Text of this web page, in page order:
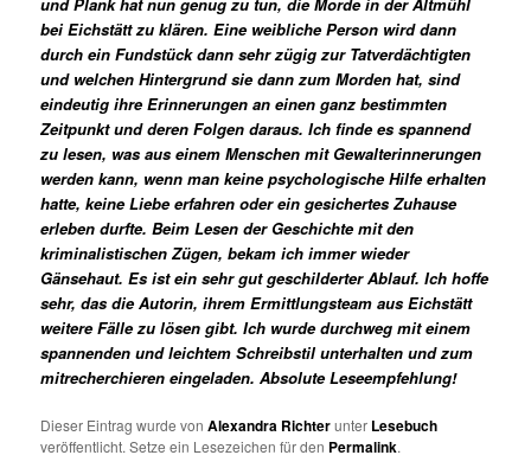
bei Eichstätt zu klären. Eine weibliche Person wird dann
durch ein Fundstück dann sehr zügig zur Tatverdächtigten
und welchen Hintergrund sie dann zum Morden hat, sind
eindeutig ihre Erinnerungen an einen ganz bestimmten
Zeitpunkt und deren Folgen daraus. Ich finde es spannend
zu lesen, was aus einem Menschen mit Gewalterinnerungen
werden kann, wenn man keine psychologische Hilfe erhalten
hatte, keine Liebe erfahren oder ein gesichertes Zuhause
erleben durfte. Beim Lesen der Geschichte mit den
kriminalistischen Zügen, bekam ich immer wieder
Gänsehaut. Es ist ein sehr gut geschilderter Ablauf. Ich hoffe
sehr, das die Autorin, ihrem Ermittlungsteam aus Eichstätt
weitere Fälle zu lösen gibt. Ich wurde durchweg mit einem
spannenden und leichtem Schreibstil unterhalten und zum
mitrecherchieren eingeladen. Absolute Leseempfehlung!
Dieser Eintrag wurde vonAlexandra Richterunter Lesebuch
veröffentlicht. Setze ein Lesezeichen für den Permalink.